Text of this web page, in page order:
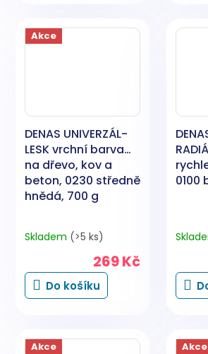
Akce
DENAS UNIVERZÁL-
LESK vrchní barva
na dřevo, kov a
beton, 0230 středně
hnědá, 700 g
Skladem (>5 ks)
269 Kč
Do košíku
0100
Akce Akce